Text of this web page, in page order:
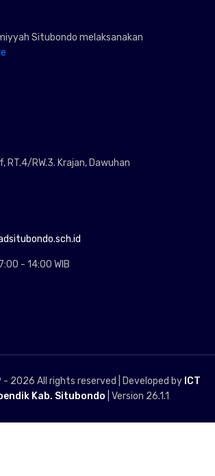
Situbondo melaksanakan
RT.4/RW.3. Krajan, Dawuhan
- 14:00 WIB
- 2026 All rights reserved | Developed by ICT
Kab. Situbondo | Version 26.1.1